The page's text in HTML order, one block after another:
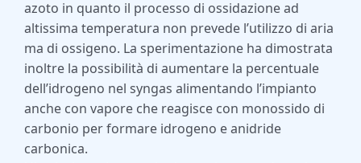
azoto in quanto il processo di ossidazione ad
altissima temperatura non prevede l’utilizzo di aria
ma di ossigeno. La sperimentazione ha dimostrata
inoltre la possibilità di aumentare la percentuale
dell’idrogeno nel syngas alimentando l’impianto
anche con vapore che reagisce con monossido di
carbonio per formare idrogeno e anidride
carbonica.